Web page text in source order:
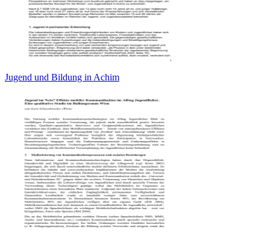
Jugend und Bildung in Achim